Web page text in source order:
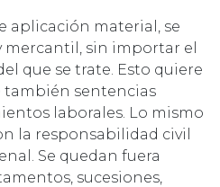
aplicación material, se
mercantil, sin importar el
que se trate. Esto quiere
también sentencias
laborales. Lo mismo
la responsabilidad civil
Se quedan fuera
sucesiones,